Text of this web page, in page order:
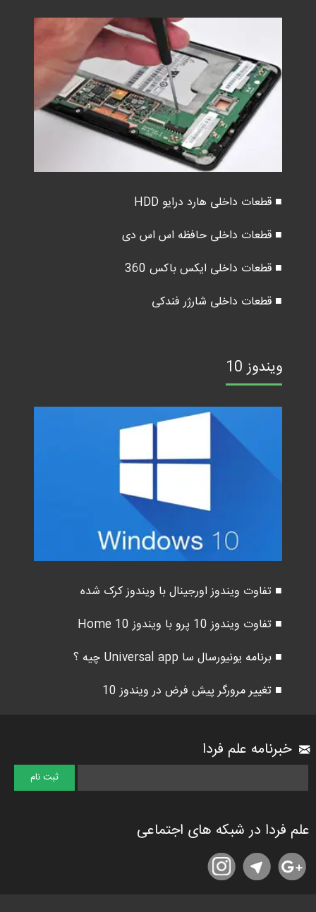
■ قطعات داخلی هارد درایو HDD
■ قطعات داخلی حافظه اس اس دی
■ قطعات داخلی ایکس باکس 360
■ قطعات داخلی شارژر فندکی
ویندوز 10
■ تفاوت ویندوز اورجینال با ویندوز کرک شده
■ تفاوت ویندوز 10 پرو با ویندوز 10 Home
■ برنامه یونیورسال سا Universal app چیه ؟
■ تغییر مرورگر پیش فرض در ویندوز 10
خبرنامه علم فردا
علم فردا در شبکه های اجتماعی